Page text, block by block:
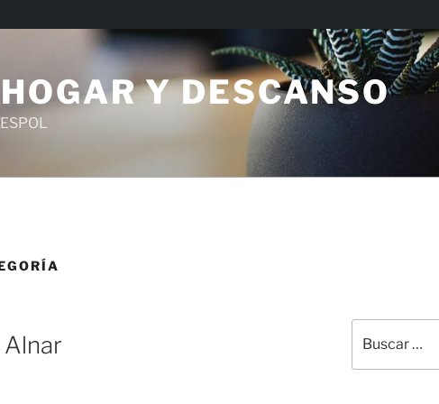
Y DESCANSO
por: